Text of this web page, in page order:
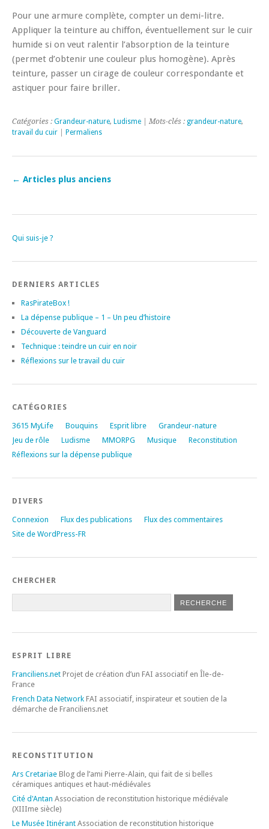
Pour une armure complète, compter un demi-litre.
Appliquer la teinture au chiffon, éventuellement sur le cuir
humide si on veut ralentir l’absorption de la teinture
(permet d’obtenir une couleur plus homogène). Après
teinture, passer un cirage de couleur correspondante et
astiquer pour faire briller.
Catégories : Grandeur-nature, Ludisme | Mots-clés : grandeur-nature,
travail du cuir
Permaliens
← Articles plus anciens
Qui suis-je ?
DERNIERS ARTICLES
RasPirateBox !
La dépense publique – 1 – Un peu d’histoire
Découverte de Vanguard
Technique : teindre un cuir en noir
Réflexions sur le travail du cuir
CATÉGORIES
3615 MyLife Bouquins Esprit libre
Grandeur-nature
Jeu de rôle
Ludisme MMORPG Musique
Reconstitution
Réflexions sur la dépense publique
DIVERS
Connexion Flux des publications
Flux des commentaires
Site de WordPress-FR
CHERCHER
ESPRIT LIBRE
Franciliens.net Projet de création d’un FAI associatif en Île-de-
France
French Data Network FAI associatif, inspirateur et soutien de la
démarche de Franciliens.net
RECONSTITUTION
Ars Cretariae Blog de l’ami Pierre-Alain, qui fait de si belles
céramiques antiques et haut-médiévales
Cité d'Antan Association de reconstitution historique médiévale
(XIIIme siècle)
Le Musée Itinérant Association de reconstitution historique